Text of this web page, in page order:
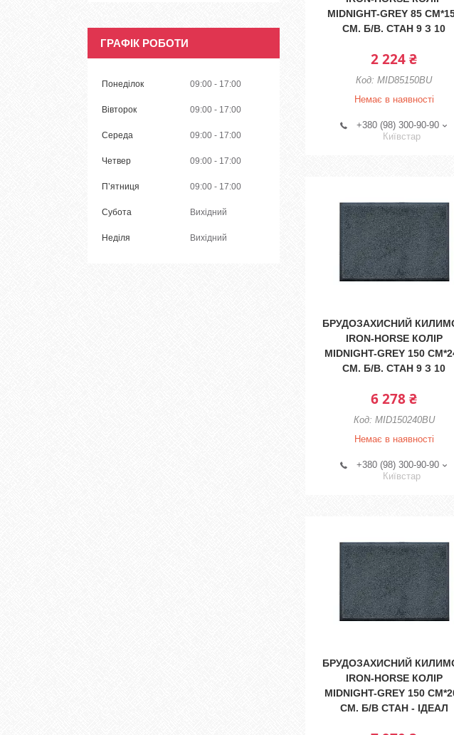
MIDNIGHT-GREY 85
СМ. Б/В. СТАН 9 З 10
2 224 ₴
MID85150BU
Немає в наявності
+380 (98) 300-90-90
Київстар
БРУДОЗАХИСНИЙ
IRON-HORSE КОЛІР
MIDNIGHT-GREY 150
СМ. Б/В. СТАН 9 З 10
6 278 ₴
MID150240BU
Немає в наявності
+380 (98) 300-90-90
Київстар
БРУДОЗАХИСНИЙ
IRON-HORSE КОЛІР
MIDNIGHT-GREY 150
СМ. Б/В СТАН - ІДЕАЛ
ГРАФІК РОБОТИ
Понеділок 09:00 17:00
Вівторок 09:00 17:00
Середа 09:00 17:00
Четвер 09:00 17:00
Пʼятниця 09:00 17:00
Субота Вихідний
Неділя Вихідний